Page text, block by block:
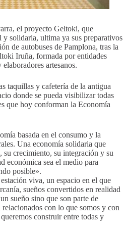
el proyecto Geltoki, que
solidaria, ultima ya sus preparativos
de autobuses de Pamplona, tras la
Iruña, formada por entidades
artesanos.
taquillas y cafetería de la antigua
donde se pueda visibilizar todas
que hoy conforman la Economía
basada en el consumo y la
Una economía solidaria que
su crecimiento, su integración y su
económica sea el medio para
posible».
viva, un espacio en el que
sueños convertidos en realidad
sueño sino que son parte de
relacionados con lo que somos y con
construir entre todas y